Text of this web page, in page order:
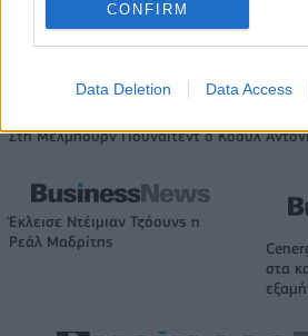
CONFIRM
Data Deletion Data Access
Στη Μέλμπουρν Γιουνάιτεντ ο Κόουλ
Έκλεισε Ντέιμιαν Τζόουνς η
Ρεάλ Μαδρίτης
στα